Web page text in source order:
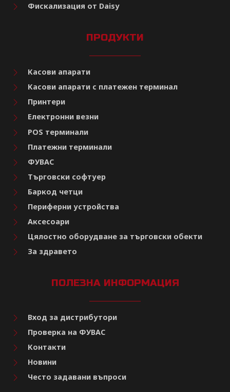
Фискализация от Daisy
ПРОДУКТИ
Касови апарати
Касови апарати с платежен терминал
Принтери
Електронни везни
POS терминали
Платежни терминали
ФУВАС
Търговски софтуер
Баркод четци
Периферни устройства
Аксесоари
Цялостно оборудване за търговски обекти
За здравето
ПОЛЕЗНА ИНФОРМАЦИЯ
Вход за дистрибутори
Проверка на ФУВАС
Контакти
Новини
Често задавани въпроси